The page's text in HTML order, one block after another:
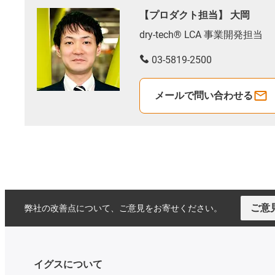
【プロダクト担当】 大岡
dry-tech® LCA 事業開発担当
03-5819-2500
メールで問い合わせる
弊社の改善点について、ご意見をお寄せください。 ご意
イグスについて